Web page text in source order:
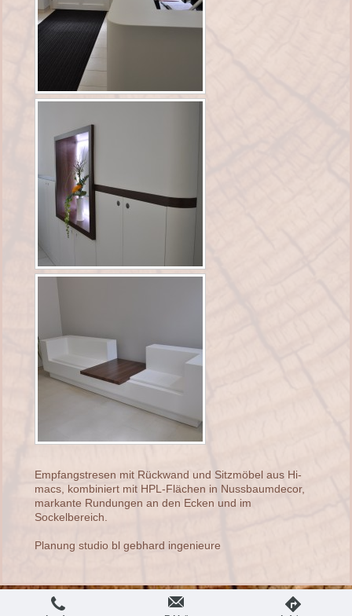
Empfangstresen mit Rückwand und Sitzmöbel aus Hi-
macs, kombiniert mit HPL-Flächen in Nussbaumdecor,
markante Rundungen an den Ecken und im
Sockelbereich.
Planung studio bl gebhard ingenieure
Druckversion